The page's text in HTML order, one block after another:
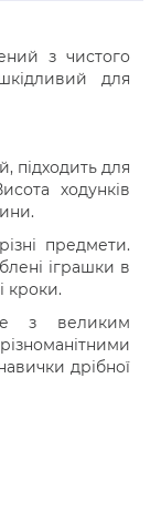
з чистого
для
підходить для
ходунків
предмети.
іграшки в
кроки.
з великим
дрібної